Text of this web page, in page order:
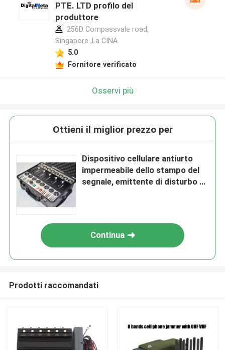
PTE. LTD profilo del
produttore
256D Compassvale road,
Singapore ,La CINA
5.0
Fornitore verificato
Osservi più
Ottieni il miglior prezzo per
Dispositivo cellulare antiurto
impermeabile dello stampo del
segnale, emittente di disturbo di
Continua
Prodotti raccomandati